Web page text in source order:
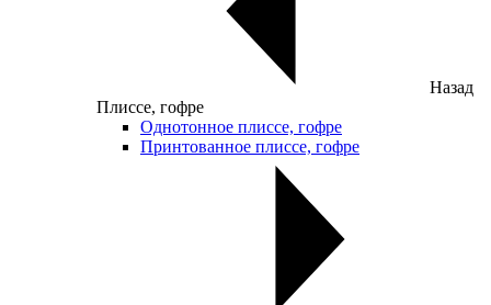
Назад
Плиссе, гофре
Однотонное плиссе, гофре
Принтованное плиссе, гофре